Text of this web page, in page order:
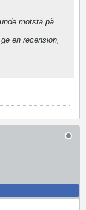
motstå på
en recension,